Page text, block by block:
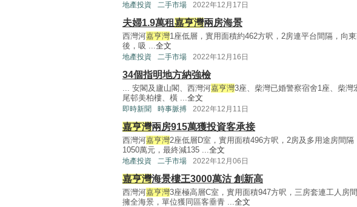
地產投資 二手市場 2022年12月17日
夫婦1.9萬租嘉亨灣兩房海景
西灣河嘉亨灣1座低層，實用面積約462方呎，2房連平台間隔，向
後，吸 ...全文
地產投資 二手市場 2022年12月16日
34個指明地方納強檢
... 安閣及廬山閣、西灣河嘉亨灣3座、柴灣已婚警察宿舍1座、柴
尾邨美柏樓、橫 ...全文
即時新聞 時事脈搏 2022年12月11日
嘉亨灣兩房915萬獲投資客承接
西灣河嘉亨灣2座低層D室，實用面積496方呎，2房及多用途房間
1050萬元，最終減135 ...全文
地產投資 二手市場 2022年12月06日
嘉亨灣海景樓王3000萬沽 創新高
西灣河嘉亨灣3座極高層C室，實用面積947方呎，三房套連工人房
擁全海景，單位獲同區客垂青 ...全文